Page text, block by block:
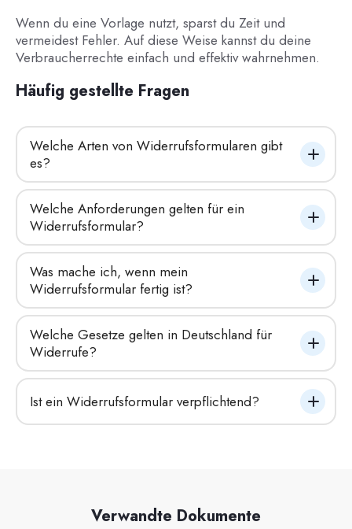
Wenn du eine Vorlage nutzt, sparst du Zeit und
vermeidest Fehler. Auf diese Weise kannst du deine
Verbraucherrechte einfach und effektiv wahrnehmen.
Häufig gestellte Fragen
Welche Arten von Widerrufsformularen gibt
es?
Welche Anforderungen gelten für ein
Widerrufsformular?
Was mache ich, wenn mein
Widerrufsformular fertig ist?
Welche Gesetze gelten in Deutschland für
Widerrufe?
Ist ein Widerrufsformular verpflichtend?
Verwandte Dokumente